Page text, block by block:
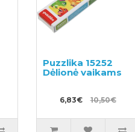
Puzzlika 15252
Dėlionė vaikams
6,83€ 10,50€